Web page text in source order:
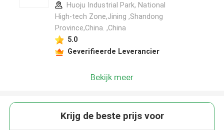
Huoju Industrial Park, National
High-tech Zone,Jining ,Shandong
Province,China. ,China
5.0
Geverifieerde Leverancier
Bekijk meer
Krijg de beste prijs voor